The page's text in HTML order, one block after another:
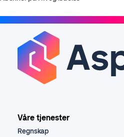
Våre tjenester
Regnskap